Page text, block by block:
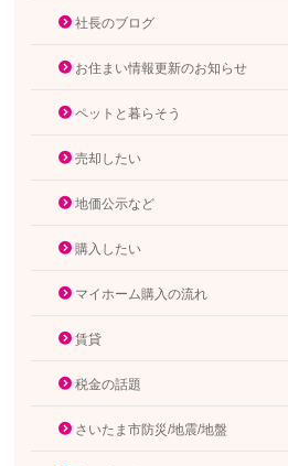
社長のブログ
お住まい情報更新のお知らせ
ペットと暮らそう
売却したい
地価公示など
購入したい
マイホーム購入の流れ
賃貸
税金の話題
さいたま市防災/地震/地盤